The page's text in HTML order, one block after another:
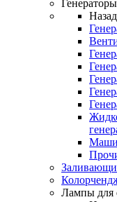
Назад
Лампы для